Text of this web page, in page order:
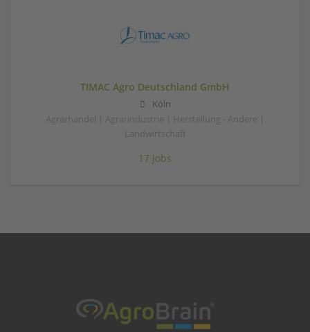
TIMAC Agro Deutschland GmbH
Köln
Agrarhandel | Agrarindustrie | Herstellung - Andere |
Landwirtschaft
17 Jobs